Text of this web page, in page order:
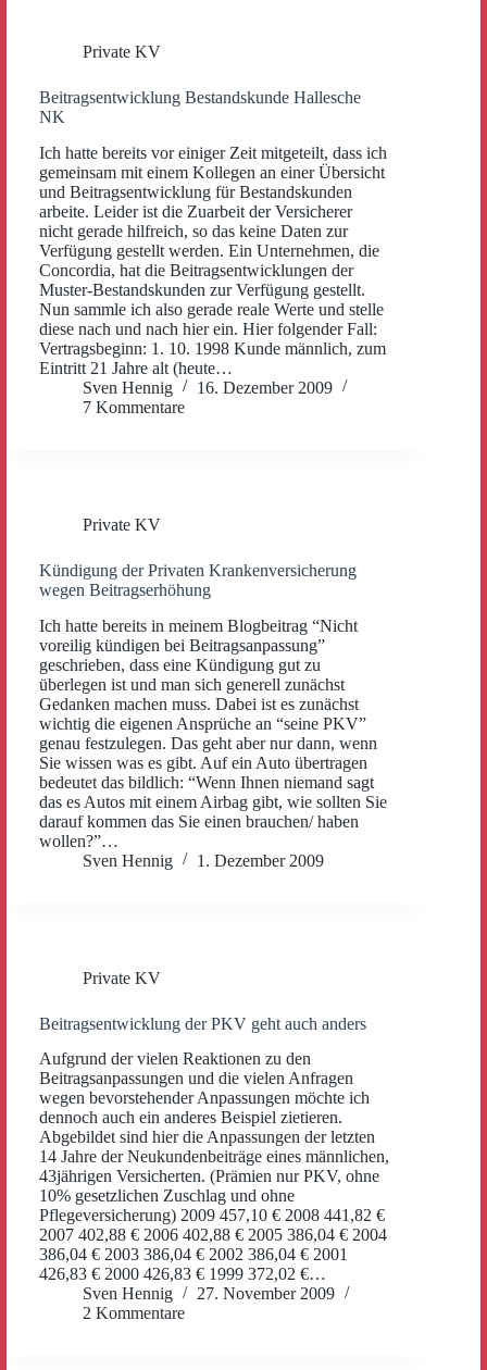
Private KV
Beitragsentwicklung Bestandskunde Hallesche
NK
Ich hatte bereits vor einiger Zeit mitgeteilt, dass ich
gemeinsam mit einem Kollegen an einer Übersicht
und Beitragsentwicklung für Bestandskunden
arbeite. Leider ist die Zuarbeit der Versicherer
nicht gerade hilfreich, so das keine Daten zur
Verfügung gestellt werden. Ein Unternehmen, die
Concordia, hat die Beitragsentwicklungen der
Muster-Bestandskunden zur Verfügung gestellt.
Nun sammle ich also gerade reale Werte und stelle
diese nach und nach hier ein. Hier folgender Fall:
Vertragsbeginn: 1. 10. 1998 Kunde männlich, zum
Eintritt 21 Jahre alt (heute…
Sven Hennig
16. Dezember 2009
7 Kommentare
Private KV
Kündigung der Privaten Krankenversicherung
wegen Beitragserhöhung
Ich hatte bereits in meinem Blogbeitrag “Nicht
voreilig kündigen bei Beitragsanpassung”
geschrieben, dass eine Kündigung gut zu
überlegen ist und man sich generell zunächst
Gedanken machen muss. Dabei ist es zunächst
wichtig die eigenen Ansprüche an “seine PKV”
genau festzulegen. Das geht aber nur dann, wenn
Sie wissen was es gibt. Auf ein Auto übertragen
bedeutet das bildlich: “Wenn Ihnen niemand sagt
das es Autos mit einem Airbag gibt, wie sollten Sie
darauf kommen das Sie einen brauchen/ haben
wollen?”…
Sven Hennig
1. Dezember 2009
Private KV
Beitragsentwicklung der PKV geht auch anders
Aufgrund der vielen Reaktionen zu den
Beitragsanpassungen und die vielen Anfragen
wegen bevorstehender Anpassungen möchte ich
dennoch auch ein anderes Beispiel zietieren.
Abgebildet sind hier die Anpassungen der letzten
14 Jahre der Neukundenbeiträge eines männlichen,
43jährigen Versicherten. (Prämien nur PKV, ohne
10% gesetzlichen Zuschlag und ohne
Pflegeversicherung) 2009 457,10 € 2008 441,82 €
2007 402,88 € 2006 402,88 € 2005 386,04 € 2004
386,04 € 2003 386,04 € 2002 386,04 € 2001
426,83 € 2000 426,83 € 1999 372,02 €…
Sven Hennig
27. November 2009
2 Kommentare